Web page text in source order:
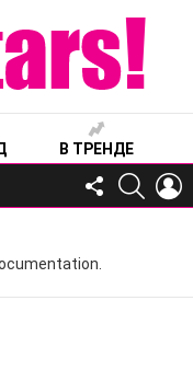
В ТРЕНДЕ
FOLLOW
US